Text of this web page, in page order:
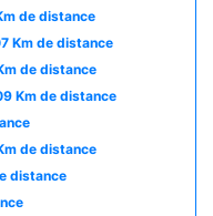
de distance
Km de distance
de distance
Km de distance
de distance
distance